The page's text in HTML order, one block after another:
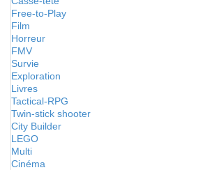
Free-to-Play
Film
Horreur
FMV
Survie
Exploration
Livres
Tactical-RPG
Twin-stick shooter
City Builder
LEGO
Multi
Cinéma